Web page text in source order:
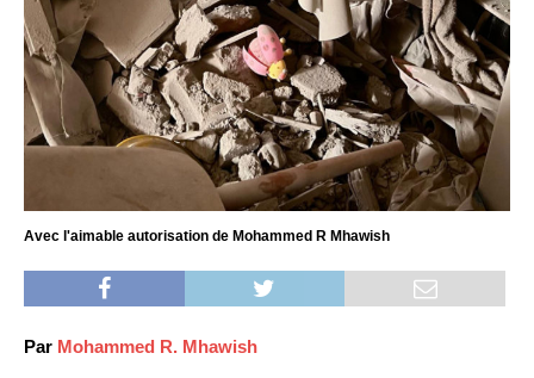
Avec l'aimable autorisation de Mohammed R Mhawish
Par Mohammed R. Mhawish